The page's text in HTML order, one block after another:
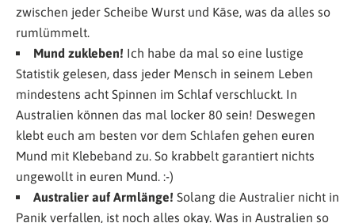
zwischen jeder Scheibe Wurst und Käse, was da alles so
rumlümmelt.
Mund zukleben! Ich habe da mal so eine lustige
Statistik gelesen, dass jeder Mensch in seinem Leben
mindestens acht Spinnen im Schlaf verschluckt. In
Australien können das mal locker 80 sein! Deswegen
klebt euch am besten vor dem Schlafen gehen euren
Mund mit Klebeband zu. So krabbelt garantiert nichts
ungewollt in euren Mund. :-)
Australier auf Armlänge! Solang die Australier nicht in
Panik verfallen, ist noch alles okay. Was in Australien so